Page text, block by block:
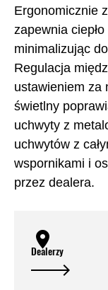
Ergonomicznie
zapewnia
minimalizując
Regulacja
ustawieniem za
świetlny
uchwyty z
uchwytów z
wspornikami i
przez dealera.
Dealerzy